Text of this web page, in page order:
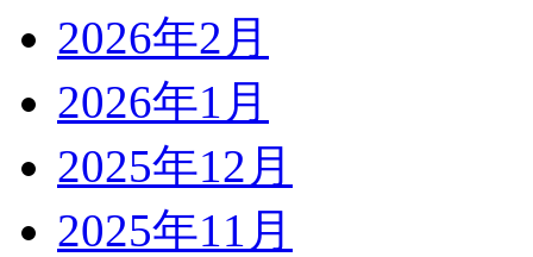
2026年2月
2026年1月
2025年12月
2025年11月